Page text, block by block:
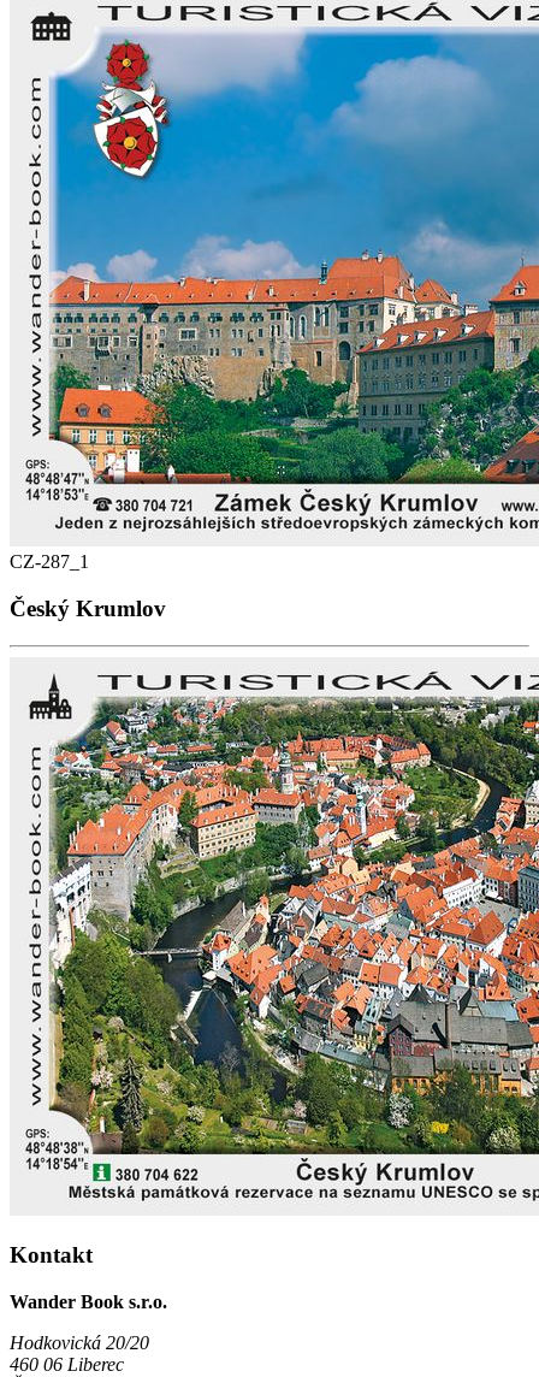
CZ-287_1
Český Krumlov
Kontakt
Wander Book s.r.o.
Hodkovická 20/20
460 06 Liberec